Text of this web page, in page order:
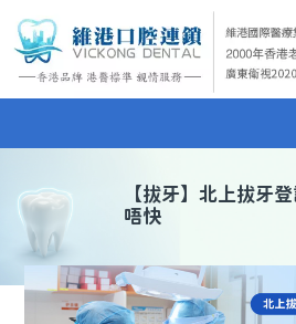
醫院簡介 hospital introduction
醫生介紹doctor introduction
微信預約
WhatsApp預約
【拔牙】北上拔牙
唔快